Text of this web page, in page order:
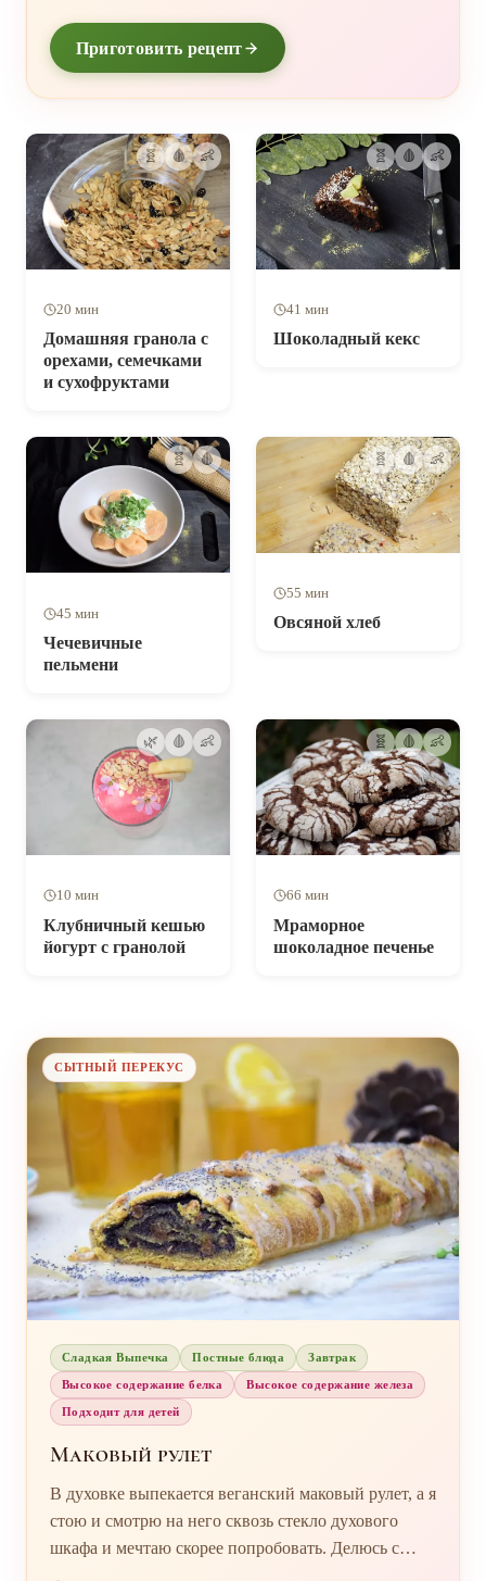
удобен и компактен. Его можно взять с собой в
«универ» или на работу. А, если ты думаешь, что
подать на десерт, то этот сникерс – отличное
решение!
Приготовить рецепт
🧬 🩸 👶
20 мин
Домашняя гранола с
орехами, семечками
и сухофруктами
🧬 🩸 👶
41 мин
Шоколадный кекс
🧬 🩸
45 мин
Чечевичные
пельмени
🧬 🩸 👶
55 мин
Овсяной хлеб
🌿 🩸 👶
10 мин
Клубничный кешью
йогурт с гранолой
🧬 🩸 👶
66 мин
Мраморное
шоколадное печенье
СЫТНЫЙ ПЕРЕКУС
Сладкая Выпечка Постные блюда Завтрак
Высокое содержание белка Высокое содержание железа
Подходит для детей
Маковый рулет
В духовке выпекается веганский маковый рулет, а я
стою и смотрю на него сквозь стекло духового
шкафа и мечтаю скорее попробовать. Делюсь с